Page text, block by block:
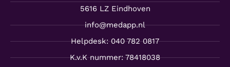
5616 LZ Eindhoven
info@medapp.nl
Helpdesk: 040 782 0817
K.v.K nummer: 78418038